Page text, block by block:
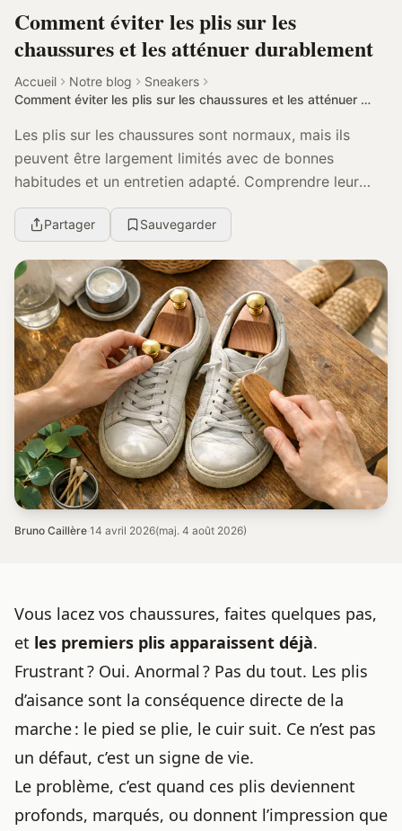
Comment éviter les plis sur les
chaussures et les atténuer durablement
Accueil Notre blog
Sneakers
Comment éviter les plis sur les chaussures et les atténuer durablement
Les plis sur les chaussures sont normaux, mais ils
peuvent être largement limités avec de bonnes
habitudes et un entretien adapté. Comprendre leur
origine permet de les prévenir et de les atténuer dur...
Partager Sauvegarder
Bruno Caillère·14 avril 2026(maj. 4 août 2026)
Vous lacez vos chaussures, faites quelques pas,
et les premiers plis apparaissent déjà.
Frustrant ? Oui. Anormal ? Pas du tout. Les plis
d’aisance sont la conséquence directe de la
marche : le pied se plie, le cuir suit. Ce n’est pas
un défaut, c’est un signe de vie.
Le problème, c’est quand ces plis deviennent
profonds, marqués, ou donnent l’impression que